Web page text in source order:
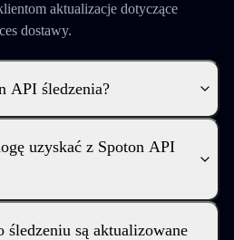
aktualizacje dotyczące
dostawy.
API śledzenia?
uzyskać z Spoton API
śledzeniu są aktualizowane